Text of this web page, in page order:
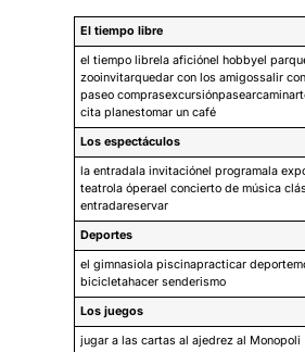
El tiempo libre
el tiempo librela aficiónel hobbyel
zooinvitarquedar con los amigossalir
paseo
cita planestomar un café
Los espectáculos
la entradala invitaciónel programala
teatrola óperael concierto de música
entradareservar
Deportes
el gimnasiola piscinapracticar
bicicletahacer senderismo
Los juegos
jugar a las cartas al ajedrez al Monopoli